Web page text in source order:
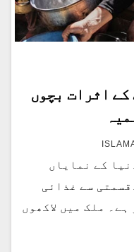
اثرات بچوں
کے نمایاں
سے غذائی
ملک میں لاکھوں